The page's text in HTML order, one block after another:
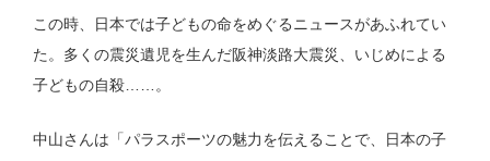
この時、日本では子どもの命をめぐるニュースがあふれてい
た。多くの震災遺児を生んだ阪神淡路大震災、いじめによる
子どもの自殺……。
中山さんは「パラスポーツの魅力を伝えることで、日本の子